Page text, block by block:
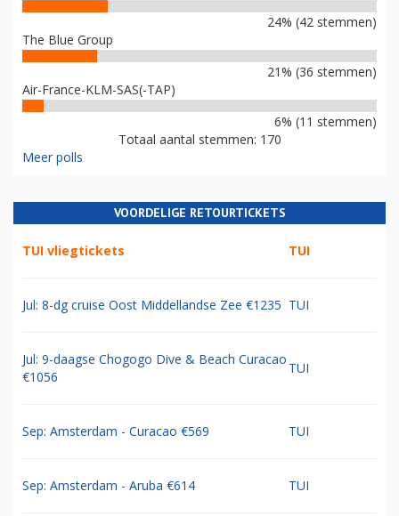
24% (42 stemmen)
The Blue Group
21% (36 stemmen)
Air-France-KLM-SAS(-TAP)
6% (11 stemmen)
Totaal aantal stemmen: 170
Meer polls
VOORDELIGE RETOURTICKETS
TUI vliegtickets TUI
Jul: 8-dg cruise Oost Middellandse Zee €1235 TUI
Jul: 9-daagse Chogogo Dive & Beach Curacao
€1056
TUI
Sep: Amsterdam - Curacao €569 TUI
Sep: Amsterdam - Aruba €614 TUI